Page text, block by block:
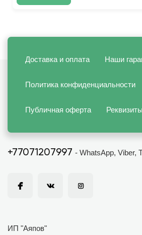
Доставка и оплата Наши
Политика конфиденциальности
Публичная оферта Реквизиты
+77071207997 - WhatsApp, Viber,
ИП "Аяпов"